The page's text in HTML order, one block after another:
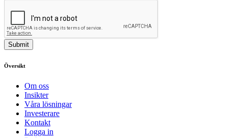
Submit
Översikt
Om oss
Insikter
Våra lösningar
Investerare
Kontakt
Logga in